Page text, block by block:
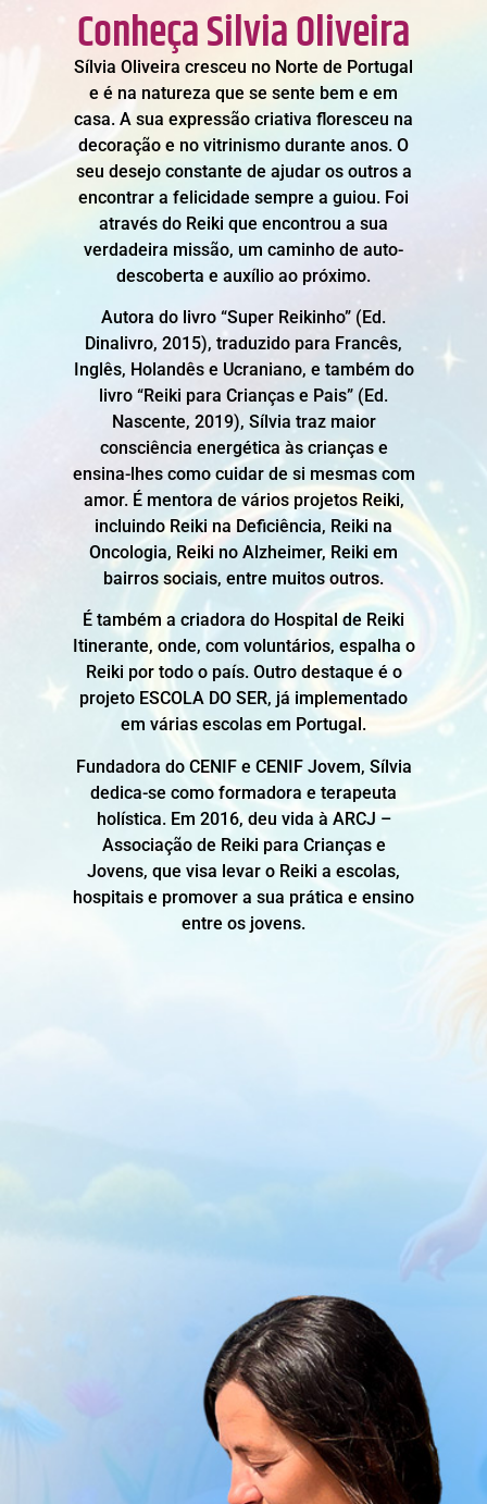
Conheça Silvia Oliveira
Sílvia Oliveira cresceu no Norte de Portugal
e é na natureza que se sente bem e em
casa. A sua expressão criativa floresceu na
decoração e no vitrinismo durante anos. O
seu desejo constante de ajudar os outros a
encontrar a felicidade sempre a guiou. Foi
através do Reiki que encontrou a sua
verdadeira missão, um caminho de auto-
descoberta e auxílio ao próximo.
Autora do livro “Super Reikinho” (Ed.
Dinalivro, 2015), traduzido para Francês,
Inglês, Holandês e Ucraniano, e também do
livro “Reiki para Crianças e Pais” (Ed.
Nascente, 2019), Sílvia traz maior
consciência energética às crianças e
ensina-lhes como cuidar de si mesmas com
amor. É mentora de vários projetos Reiki,
incluindo Reiki na Deficiência, Reiki na
Oncologia, Reiki no Alzheimer, Reiki em
bairros sociais, entre muitos outros.
É também a criadora do Hospital de Reiki
Itinerante, onde, com voluntários, espalha o
Reiki por todo o país. Outro destaque é o
projeto ESCOLA DO SER, já implementado
em várias escolas em Portugal.
Fundadora do CENIF e CENIF Jovem, Sílvia
dedica-se como formadora e terapeuta
holística. Em 2016, deu vida à ARCJ –
Associação de Reiki para Crianças e
Jovens, que visa levar o Reiki a escolas,
hospitais e promover a sua prática e ensino
entre os jovens.